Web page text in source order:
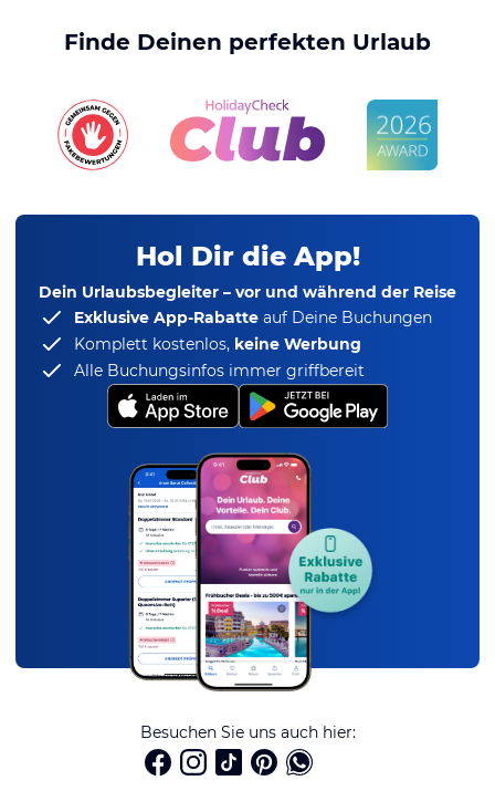
Finde Deinen perfekten Urlaub
Hol Dir die App!
Dein Urlaubsbegleiter – vor und während der Reise
Exklusive App-Rabatte auf Deine Buchungen
Komplett kostenlos, keine Werbung
Alle Buchungsinfos immer griffbereit
Besuchen Sie uns auch hier: